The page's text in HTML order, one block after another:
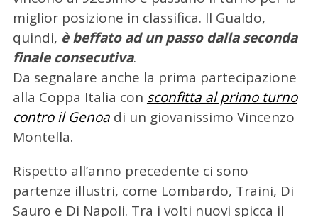
miglior posizione in classifica. Il Gualdo,
quindi, è beffato ad un passo dalla seconda
finale consecutiva.
Da segnalare anche la prima partecipazione
alla Coppa Italia con sconfitta al primo turno
contro il Genoa di un giovanissimo Vincenzo
Montella.
Rispetto all’anno precedente ci sono
partenze illustri, come Lombardo, Traini, Di
Sauro e Di Napoli. Tra i volti nuovi spicca il